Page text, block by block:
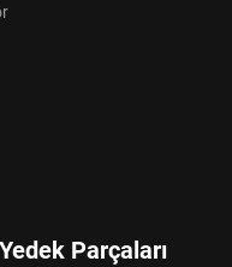
Parçaları